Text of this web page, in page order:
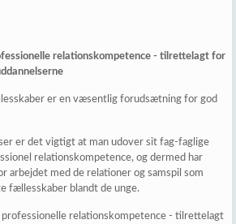
relationskompetence - tilrettelagt for
er en væsentlig forudsætning for god
er det vigtigt at man udover sit fag-faglige
relationskompetence, og dermed har
arbejdet med de relationer og samspil som
fællesskaber blandt de unge.
professionelle relationskompetence - tilrettelagt